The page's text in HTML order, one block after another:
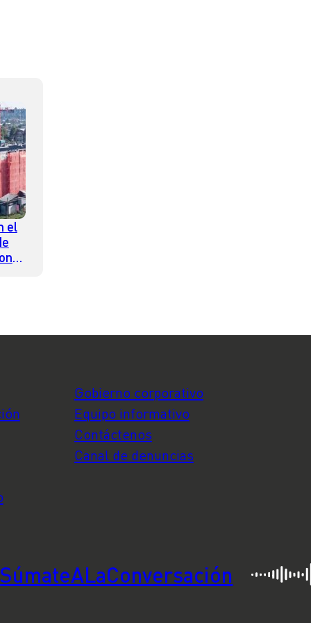
el
Gobierno corporativo
Equipo informativo
Contáctenos
Canal de denuncias
SúmateALaConversación